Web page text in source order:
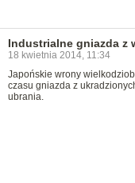
Industrialne gniazda z
18 kwietnia 2014, 11:34
Japońskie wrony
czasu gniazda z
ubrania.